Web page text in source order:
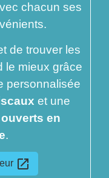
chacun ses
de trouver les
le mieux grâce
personnalisée
et une
en
.
open_in_new